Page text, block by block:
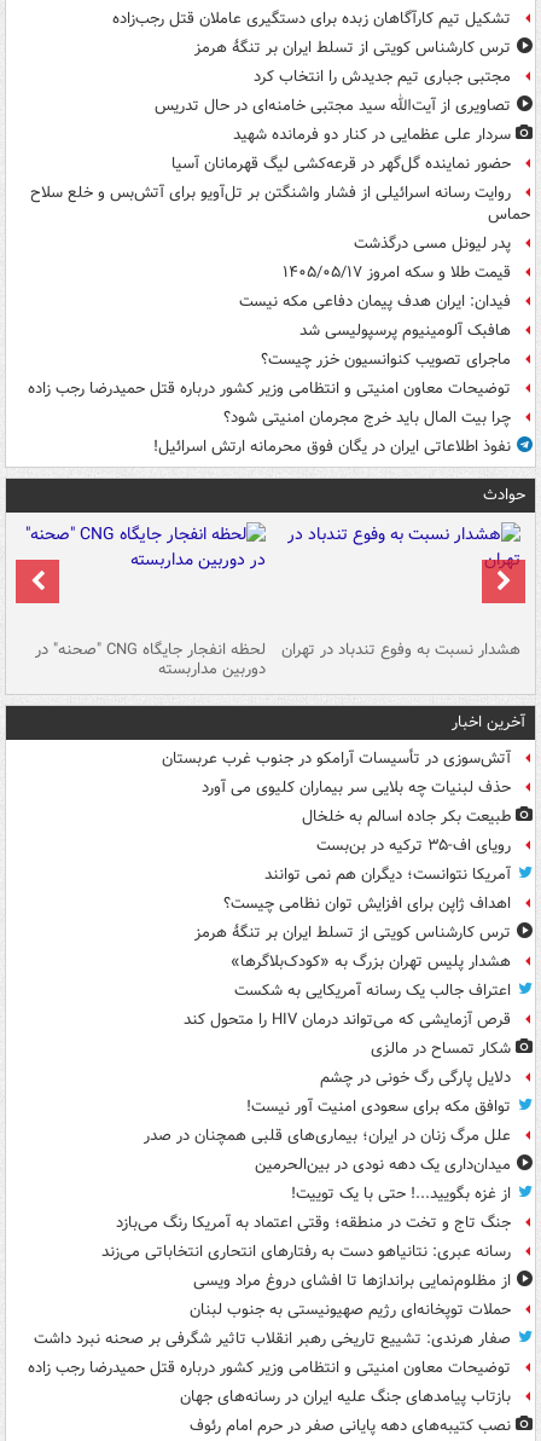
تشکیل تیم کارآگاهان زبده برای دستگیری عاملان قتل رجب‌زاده
ترس کارشناس کویتی از تسلط ایران بر تنگۀ هرمز
مجتبی جباری تیم جدیدش را انتخاب کرد
تصاویری از آیت‌الله سید مجتبی خامنه‌ای در حال تدریس
سردار علی عظمایی در کنار دو فرمانده شهید
حضور نماینده گل‌گهر در قرعه‌کشی لیگ قهرمانان آسیا
روایت رسانه اسرائیلی از فشار واشنگتن بر تل‌آویو برای آتش‌بس و خلع سلاح
حماس
پدر لیونل مسی درگذشت
قیمت طلا و سکه امروز ۱۴۰۵/۰۵/۱۷
فیدان: ایران هدف پیمان دفاعی مکه نیست
هافبک آلومینیوم پرسپولیسی شد
ماجرای تصویب کنوانسیون خزر چیست؟
توضیحات معاون امنیتی و انتظامی وزیر کشور درباره قتل حمیدرضا رجب زاده
چرا بیت المال باید خرج مجرمان امنیتی شود؟
نفوذ اطلاعاتی ایران در یگان فوق محرمانه ارتش اسرائیل!
حوادث
هشدار نسبت به وفوع تندباد در تهران لحظه انفجار جایگاه CNG "صحنه" در
دوربین مداربسته
آخرین اخبار
آتش‌سوزی در تأسیسات آرامکو در جنوب غرب عربستان
حذف لبنیات چه بلایی سر بیماران کلیوی می آورد
طبیعت بکر جاده اسالم به خلخال
رویای اف-۳۵ ترکیه در بن‌بست
آمریکا نتوانست؛ دیگران هم نمی توانند
اهداف ژاپن برای افزایش توان نظامی چیست؟
ترس کارشناس کویتی از تسلط ایران بر تنگۀ هرمز
هشدار پلیس تهران بزرگ به «کودک‌بلاگرها»
اعتراف جالب یک رسانه آمریکایی به شکست
قرص آزمایشی که می‌تواند درمان HIV را متحول کند
شکار تمساح در مالزی
دلایل پارگی رگ خونی در چشم
توافق مکه برای سعودی امنیت آور نیست!
علل مرگ زنان در ایران؛ بیماری‌های قلبی همچنان در صدر
میدان‌داری یک دهه نودی در بین‌الحرمین
از غزه بگویید...! حتی با یک توییت!
جنگ تاج و تخت در منطقه؛ وقتی اعتماد به آمریکا رنگ می‌بازد
رسانه عبری: نتانیاهو دست به رفتارهای انتحاری انتخاباتی می‌زند
از مظلوم‌نمایی براندازها تا افشای دروغ مراد ویسی
حملات توپخانه‌ای رژیم صهیونیستی به جنوب لبنان
صفار هرندی: تشییع تاریخی رهبر انقلاب تاثیر شگرفی بر صحنه نبرد داشت
توضیحات معاون امنیتی و انتظامی وزیر کشور درباره قتل حمیدرضا رجب زاده
بازتاب پیامدهای جنگ علیه ایران در رسانه‌های جهان
نصب کتیبه‌های دهه پایانی صفر در حرم امام رئوف